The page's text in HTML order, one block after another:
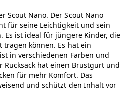
Scout Nano. Der Scout Nano
für seine Leichtigkeit und sein
Es ist ideal für jüngere Kinder, die
tragen können. Es hat ein
in verschiedenen Farben und
Rucksack hat einen Brustgurt und
für mehr Komfort. Das
und schützt den Inhalt vor